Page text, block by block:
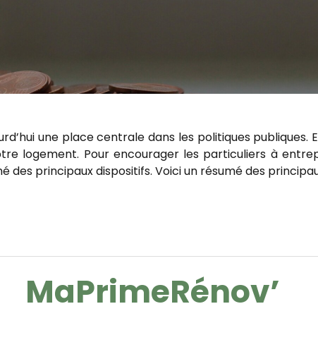
une place centrale dans les politiques
logement. Pour encourager les particuliers à
des principaux dispositifs. Voici un résumé des
MaPrimeRénov’